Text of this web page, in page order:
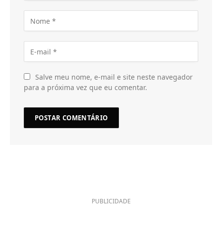
Salve meu nome, e-mail e site neste navegador
para a próxima vez que eu comentar.
PUBLICIDADE